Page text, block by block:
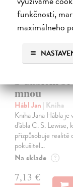
funkčnosti,
maximálneho
S ďáblem
mnou
Hábl Jan | Kniha
Kniha Jana Hábla
ďábla C. S. Lewise,
přizpůsobuje
pokušitel…
Na sklade ?
7,13 €